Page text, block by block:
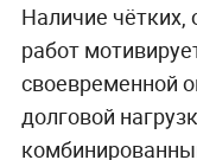
Наличие
работ
своевременной
долговой